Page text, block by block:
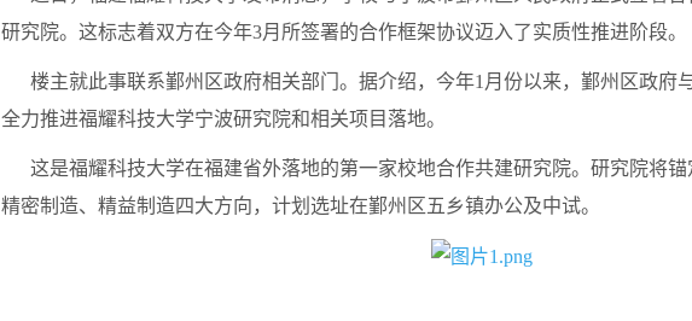
研究院。这标志着双方在今年3月所签署的合作框架协议迈入了实质性推进阶段。
楼主就此事联系鄞州区政府相关部门。据介绍，今年1月份以来，鄞州区政府
全力推进福耀科技大学宁波研究院和相关项目落地。
这是福耀科技大学在福建省外落地的第一家校地合作共建研究院。研究院将锚
精密制造、精益制造四大方向，计划选址在鄞州区五乡镇办公及中试。